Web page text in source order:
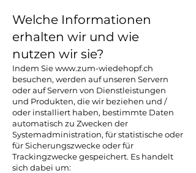
Welche Informationen
erhalten wir und wie
nutzen wir sie?
Indem Siewww.zum-wiedehopf.ch
besuchen, werden auf unseren Servern
oder auf Servern von Dienstleistungen
und Produkten, die wir beziehen und /
oder installiert haben, bestimmte Daten
automatisch zu Zwecken der
Systemadministration, für statistische oder
für Sicherungszwecke oder für
Trackingzwecke gespeichert. Es handelt
sich dabei um: